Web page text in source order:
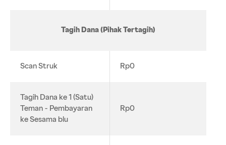
Tagih Dana (Pihak Tertagih)
Scan Struk Rp0
Tagih Dana ke 1 (Satu)
Teman - Pembayaran
ke Sesama blu
Rp0